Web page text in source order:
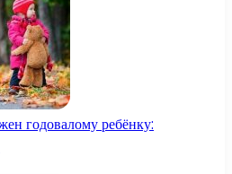
годовалому ребёнку: